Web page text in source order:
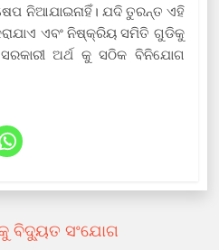
ନିଆଯାଇନାହିଁ। ଯଦି ତୁରନ୍ତ ଏହି
ଏବଂ ନିଷ୍କ୍ରିୟ ସମିତି ଗୁଡିକୁ
ଅର୍ଥ କୁ ସଠିକ ବିନିଯୋଗ
ବିଦ୍ୟୁତ ସଂଯୋଗ